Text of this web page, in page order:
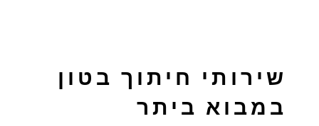
שירותי חיתוך בטון
במבוא ביתר